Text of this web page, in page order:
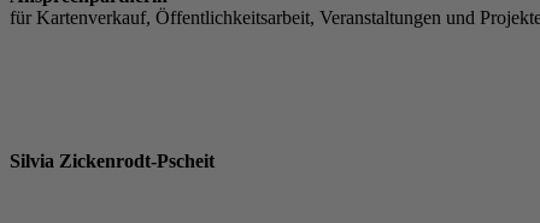
für Kartenverkauf, Öffentlichkeitsarbeit, Veranstaltungen und
Silvia Zickenrodt-Pscheit